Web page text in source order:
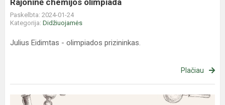
Rajoninė chemijos olimpiada
Paskelbta: 2024-01-24
Kategorija: Didžiuojamės
Julius Eidimtas - olimpiados prizininkas.
Plačiau
Rajoninė